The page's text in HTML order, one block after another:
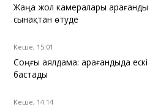
Жаңа жол камералары Қарағанды
сынақтан өтуде
Кеше, 15:01
Соңғы аялдама: Қарағандыда
бастады
Кеше, 14:14